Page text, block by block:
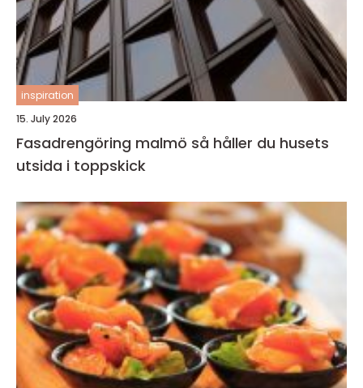
inspiration
15. July 2026
Fasadrengöring malmö så håller du husets
utsida i toppskick